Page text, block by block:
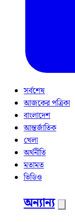
সর্বশেষ
আজকের পত্রিকা
বাংলাদেশ
আন্তর্জাতিক
খেলা
অর্থনীতি
মতামত
ভিডিও
অন্যান্য